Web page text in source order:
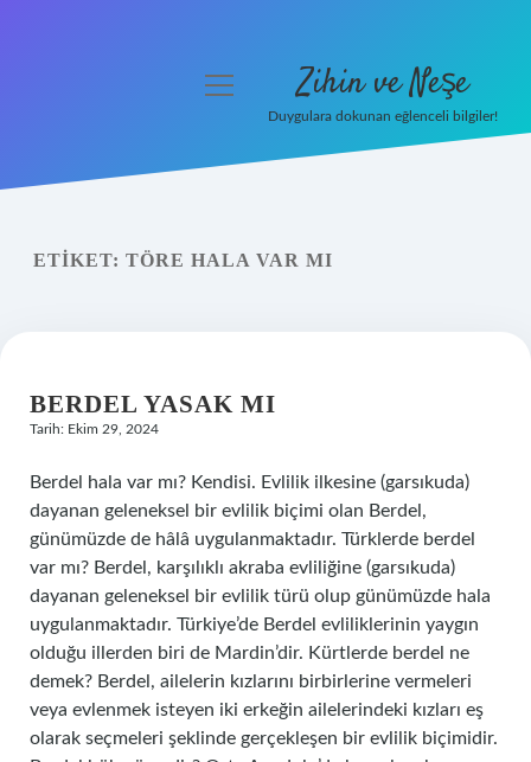
Yasal Uyarı
menüyü
Zihin ve Neşe
Duygulara dokunan eğlenceli bilgiler!
ETIKET: TÖRE HALA VAR MI
BERDEL YASAK MI
Tarih: Ekim 29, 2024
Berdel hala var mı? Kendisi. Evlilik ilkesine (garsıkuda)
dayanan geleneksel bir evlilik biçimi olan Berdel,
günümüzde de hâlâ uygulanmaktadır. Türklerde berdel
var mı? Berdel, karşılıklı akraba evliliğine (garsıkuda)
dayanan geleneksel bir evlilik türü olup günümüzde hala
uygulanmaktadır. Türkiye’de Berdel evliliklerinin yaygın
olduğu illerden biri de Mardin’dir. Kürtlerde berdel ne
demek? Berdel, ailelerin kızlarını birbirlerine vermeleri
veya evlenmek isteyen iki erkeğin ailelerindeki kızları eş
olarak seçmeleri şeklinde gerçekleşen bir evlilik biçimidir.